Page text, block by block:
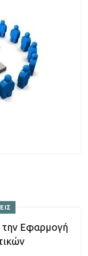
την Εφαρμογή